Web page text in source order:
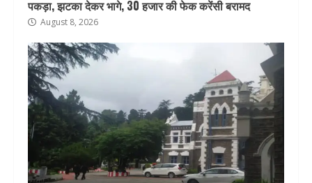
पकड़ा, झटका देकर भागे, 30 हजार की फेक करेंसी बरामद
August 8, 2026